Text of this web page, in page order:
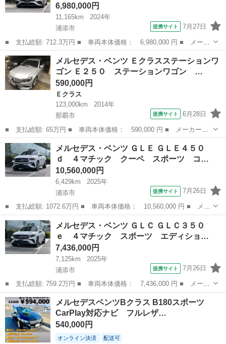
6,980,000円
11,165km
2024年
浦添市
提携サイト 7月27日
■ 支払総額: 712.3万円 ■ 車両本体価格： 6,980,000 円 ■ メーカ
ー名： メルセデス・ベンツ ■ 車種名： ＥＱＳ ■ グレード
名： ＥＱＳ４５０プラス ＡＭＧライン デジタルインテリアパッ
ケー ジ リ...
沖縄 浦添市 ベンツ（メルセデス）
メルセデス・ベンツ Ｅクラスステーションワ
ゴン Ｅ２５０ ステーションワゴン …
590,000円
Ｅクラス
123,000km
2014年
那覇市
提携サイト 6月28日
■ 支払総額: 65万円 ■ 車両本体価格： 590,000 円 ■ メーカー
名： メルセデス・ベンツ ■ 車種名： Ｅクラスステーションワゴ
ン ■ グレード名： Ｅ２５０ ステーションワゴン アバンギャル
ド ■ 排気量：...
沖縄 那覇市 Ｅクラス
メルセデス・ベンツ ＧＬＥ ＧＬＥ４５０
ｄ ４マチック クーペ スポーツ コ…
10,560,000円
6,429km
2025年
浦添市
提携サイト 7月26日
■ 支払総額: 1072.6万円 ■ 車両本体価格： 10,560,000 円 ■ メー
カー名： メルセデス・ベンツ ■ 車種名： ＧＬＥ ■ グレード
名： ＧＬＥ４５０ ｄ ４マチック クーペ スポーツ コア ■
排気量...
沖縄 浦添市 ベンツ（メルセデス）
メルセデス・ベンツ ＧＬＣ ＧＬＣ３５０
ｅ ４マチック スポーツ エディショ…
7,436,000円
7,125km
2025年
浦添市
提携サイト 7月26日
■ 支払総額: 759.2万円 ■ 車両本体価格： 7,436,000 円 ■ メーカ
ー名： メルセデス・ベンツ ■ 車種名： ＧＬＣ ■ グレード
名： ＧＬＣ３５０ ｅ ４マチック スポーツ エディションスタ
ー パノラミ...
沖縄 浦添市 ベンツ（メルセデス）
メルセデスベンツBクラス B180スポーツ
CarPlay対応ナビ フルレザ…
540,000円
オンライン決済 配送可